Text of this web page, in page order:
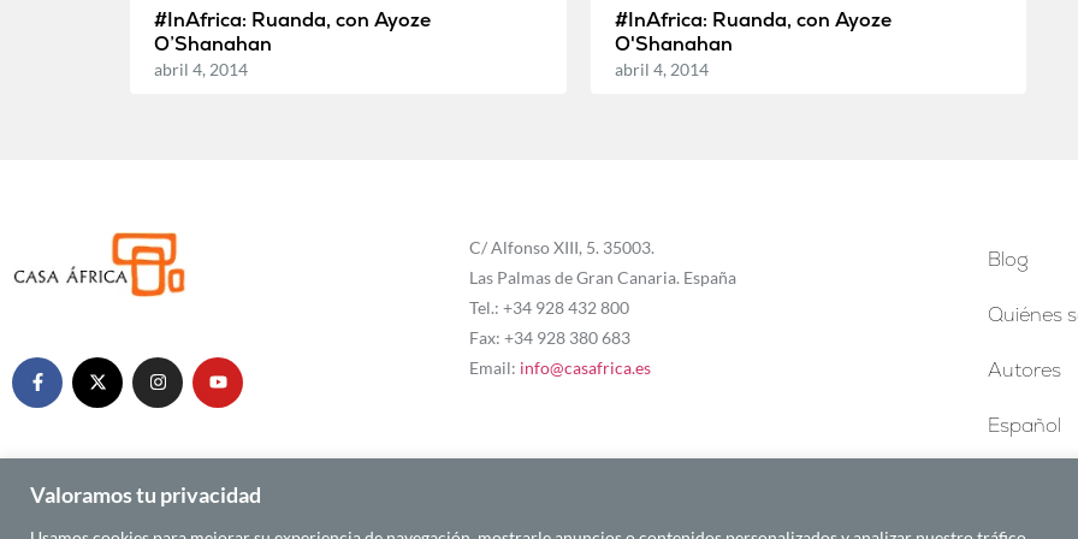
Valoramos tu privacidad
#InAfrica: Ruanda, con Ayoze
O’Shanahan
abril 4, 2014
#InAfrica: Ruanda, con Ayoze
O'Shanahan
abril 4, 2014
C/ Alfonso XIII, 5. 35003.
Las Palmas de Gran Canaria. España
Tel.: +34 928 432 800
Fax: +34 928 380 683
Email: info@casafrica.es
Blog
Quiénes
Autores
Español